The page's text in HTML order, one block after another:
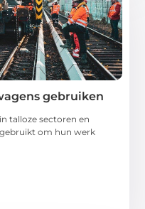
gebruiken
talloze sectoren en
om hun werk